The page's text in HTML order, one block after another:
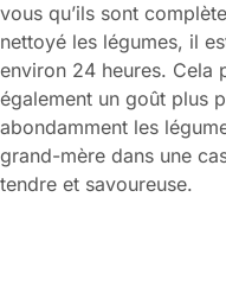
vous qu’ils sont
nettoyé les légumes, il
environ 24 heures. Cela
également un goût plus
abondamment les
grand-mère dans une
tendre et savoureuse.